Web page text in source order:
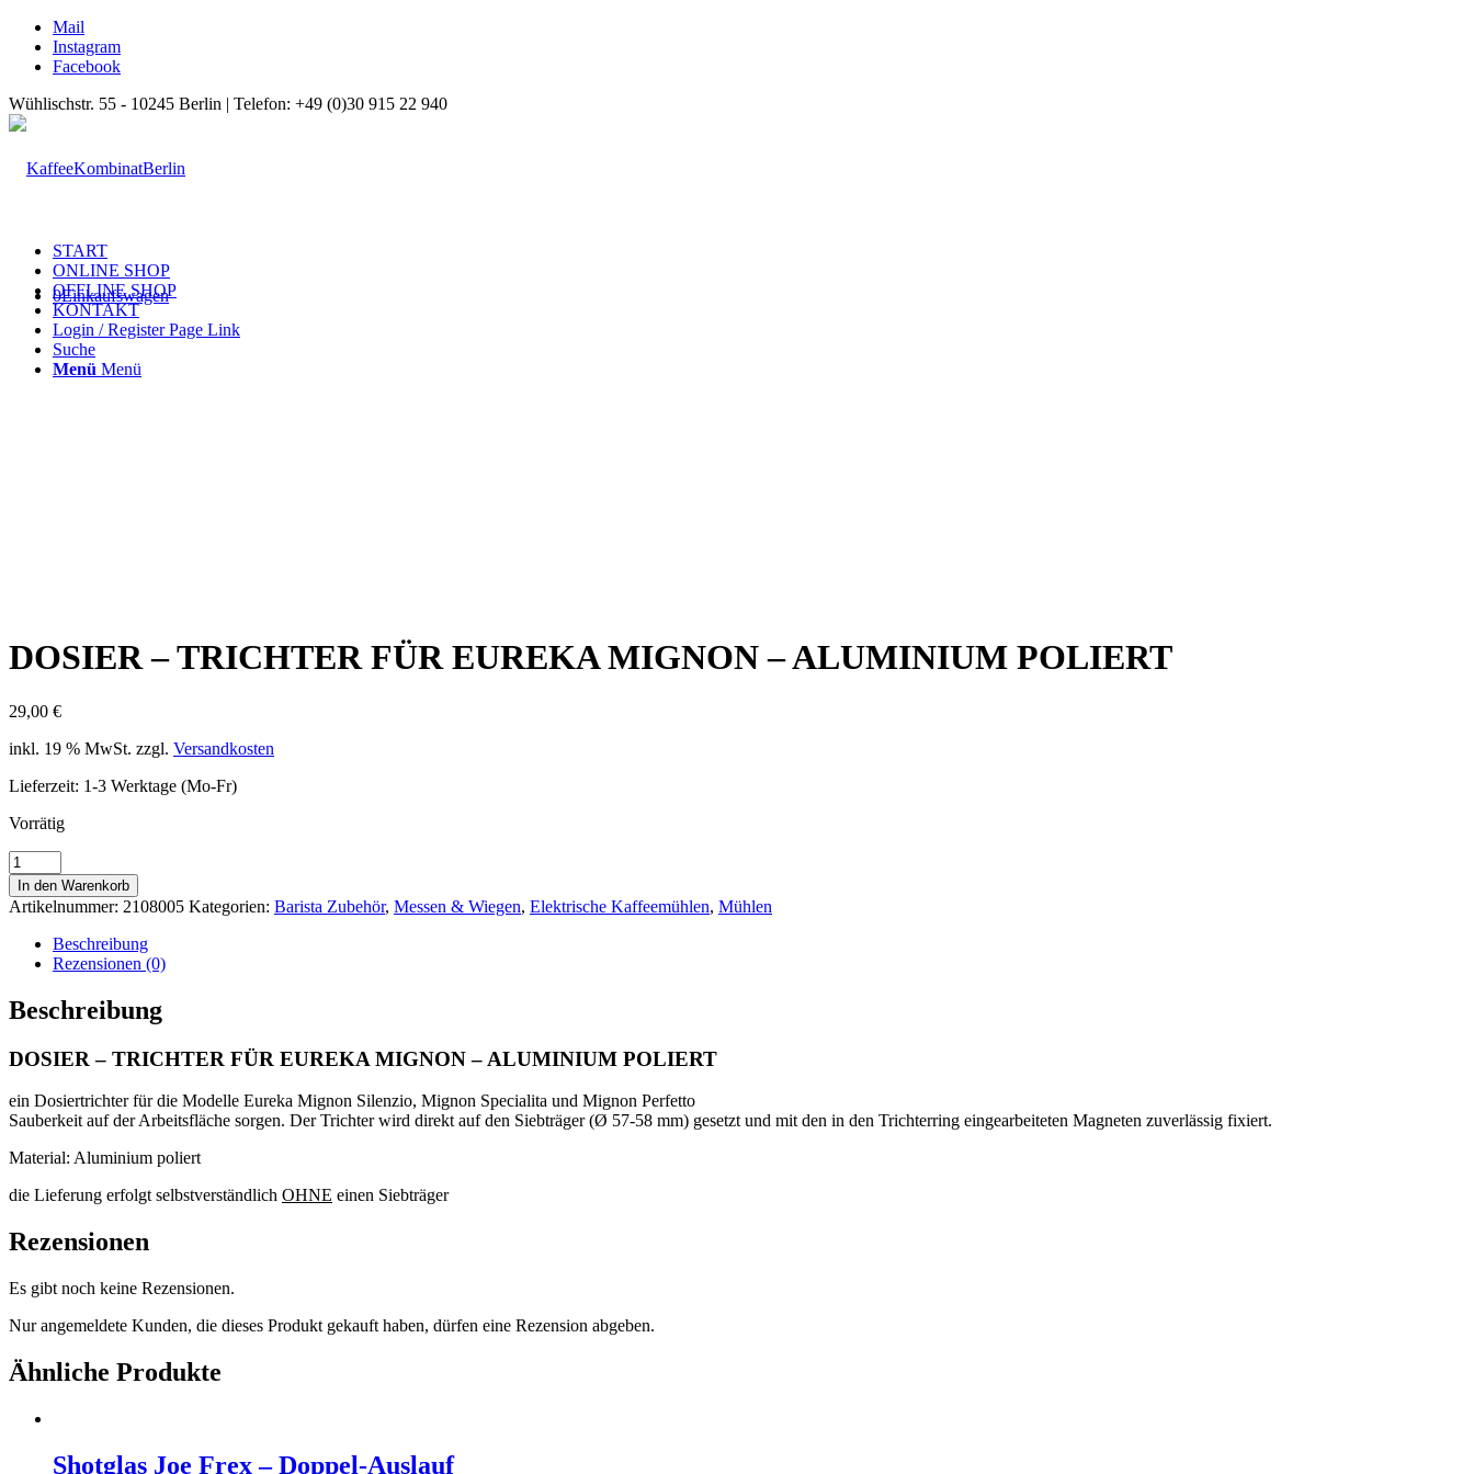
Mail
Instagram
Facebook
Wühlischstr. 55 - 10245 Berlin | Telefon: +49 (0)30 915 22 940
0Einkaufswagen
START
ONLINE SHOP
OFFLINE SHOP
KONTAKT
Login / Register Page Link
Suche
Menü Menü
DOSIER – TRICHTER FÜR EUREKA MIGNON – ALUMINIUM POLIERT
29,00 €
inkl. 19 % MwSt. zzgl. Versandkosten
Lieferzeit: 1-3 Werktage (Mo-Fr)
Vorrätig
DOSIER
-
TRICHTER
FÜR
EUREKA
MIGNON
ALUMINIUM
POLIERT
In den Warenkorb
Artikelnummer: 2108005 Kategorien: Barista Zubehör, Messen & Wiegen, Elektrische Kaffeemühlen, Mühlen
Beschreibung
Rezensionen (0)
Beschreibung
DOSIER – TRICHTER FÜR EUREKA MIGNON – ALUMINIUM POLIERT
ein Dosiertrichter für die Modelle Eureka Mignon Silenzio, Mignon Specialita und Mignon Perfetto
Sauberkeit auf der Arbeitsfläche sorgen. Der Trichter wird direkt auf den Siebträger (Ø 57-58 mm) gesetzt und mit den in den Trichterring eingearbeiteten Magneten zuverlässig fixiert.
Material: Aluminium poliert
die Lieferung erfolgt selbstverständlich OHNE einen Siebträger
Rezensionen
Es gibt noch keine Rezensionen.
Nur angemeldete Kunden, die dieses Produkt gekauft haben, dürfen eine Rezension abgeben.
Ähnliche Produkte
Shotglas Joe Frex – Doppel-Auslauf